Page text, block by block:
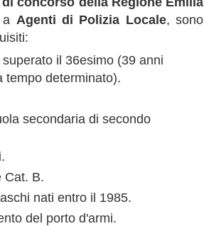
Agenti di Polizia Locale, sono
il 36esimo (39 anni
tempo determinato).
secondaria di secondo
Cat. B.
nati entro il 1985.
del porto d'armi.